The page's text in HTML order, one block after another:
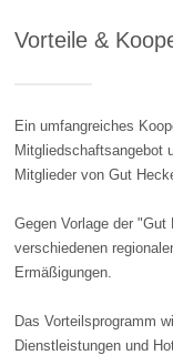
Vorteile &
Ein umfangreiches
Mitgliedschaftsangebot
Mitglieder von Gut
Gegen Vorlage der
verschiedenen
Ermäßigungen.
Das Vorteilsprogramm
Dienstleistungen und